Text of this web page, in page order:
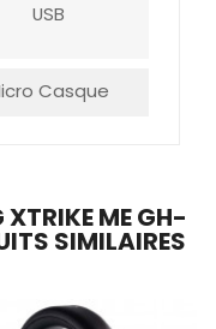
USB
Casque
ME GH-
SIMILAIRES